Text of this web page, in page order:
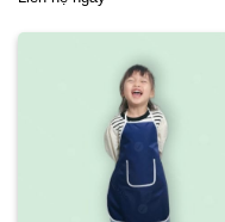
5 sao